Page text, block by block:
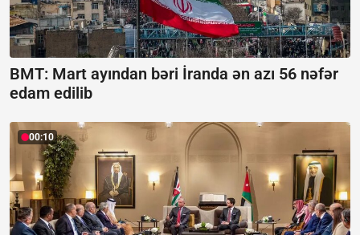
BMT: Mart ayından bəri İranda ən azı 56 nəfər
edam edilib
00:10